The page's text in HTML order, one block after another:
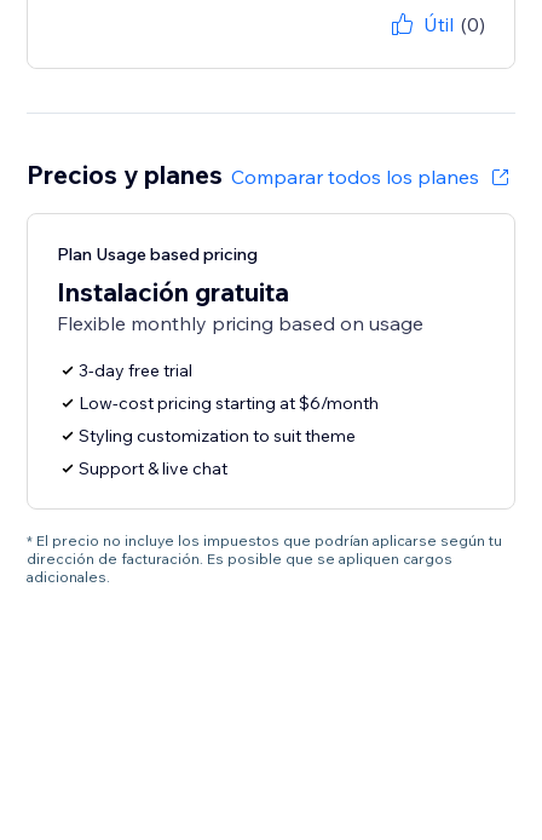
Útil (0)
Precios y planes Comparar todos los planes
Plan Usage based pricing
Instalación gratuita
Flexible monthly pricing based on usage
3-day free trial
Low-cost pricing starting at $6/month
Styling customization to suit theme
Support & live chat
* El precio no incluye los impuestos que podrían aplicarse según tu
dirección de facturación. Es posible que se apliquen cargos
adicionales.